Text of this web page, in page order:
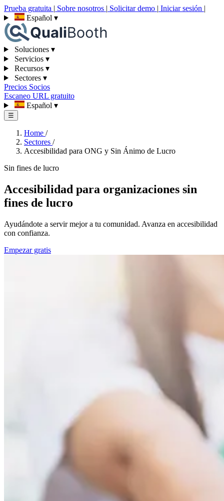
Prueba gratuita | Sobre nosotros | Solicitar demo | Iniciar sesión |
Español ▾
Soluciones ▾
Servicios ▾
Recursos ▾
Sectores ▾
Precios Socios
Escaneo URL gratuito
Español ▾
☰
Home /
Sectores /
Accesibilidad para ONG y Sin Ánimo de Lucro
Sin fines de lucro
Accesibilidad para organizaciones sin
fines de lucro
Ayudándote a servir mejor a tu comunidad. Avanza en accesibilidad
con confianza.
Empezar gratis